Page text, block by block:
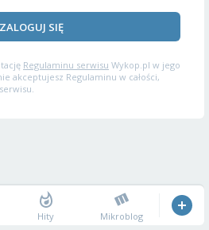
ZALOGUJ SIĘ
Regulaminu serwisu Wykop.pl w jego
akceptujesz Regulaminu w całości,
Hity Mikroblog